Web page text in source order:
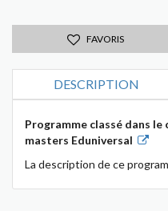
FAVORIS
DESCRIPTION
Programme classé dans
masters Eduniversal
La description de ce